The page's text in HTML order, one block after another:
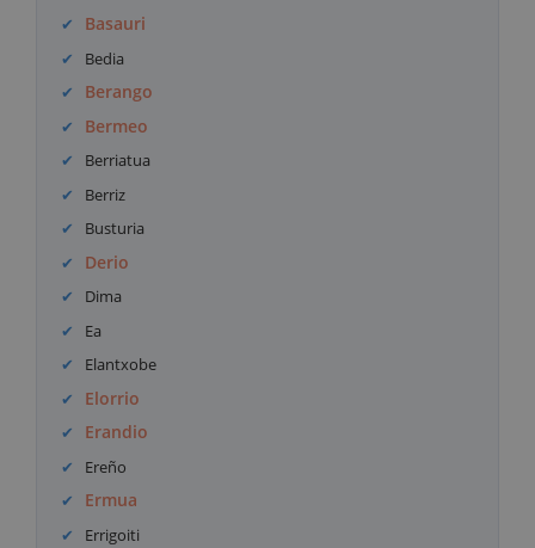
Basauri
Bedia
Berango
Bermeo
Berriatua
Berriz
Busturia
Derio
Dima
Ea
Elantxobe
Elorrio
Erandio
Ereño
Ermua
Errigoiti